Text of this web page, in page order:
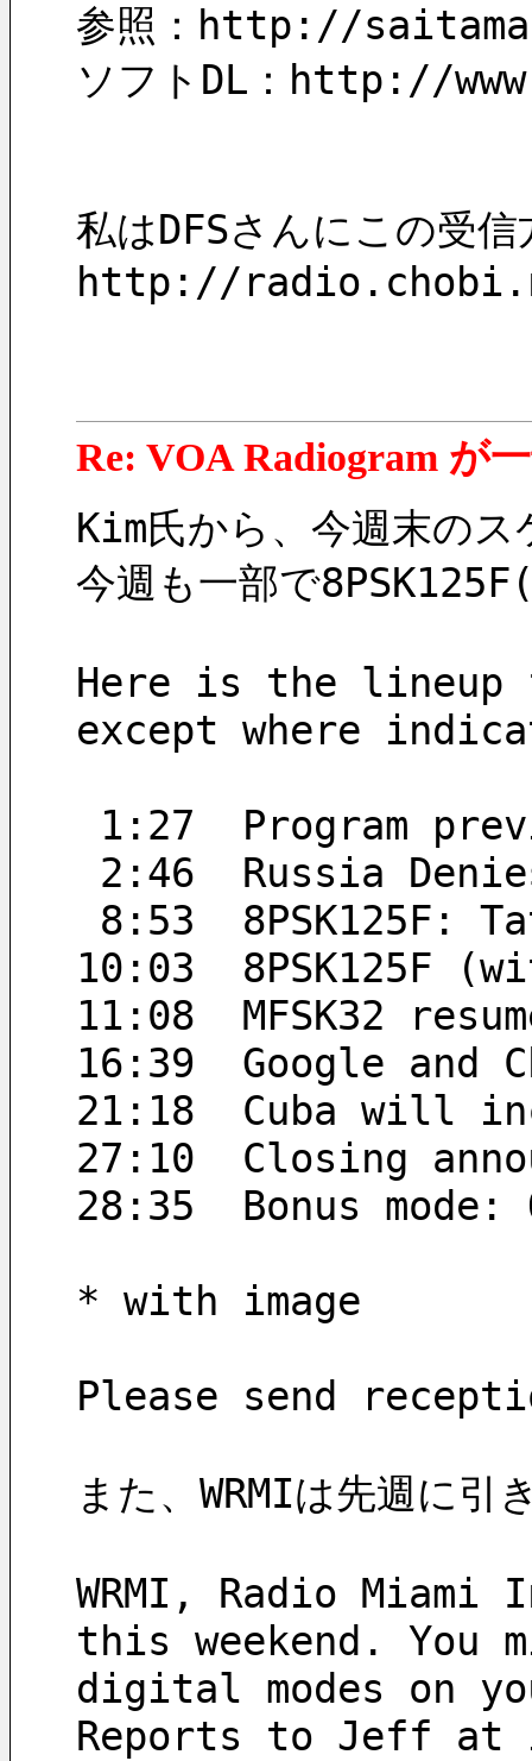
参照：http://
ソフトDL：http://
私はDFSさんにこの受
http://
Re: VOA Radiogram が
Kim氏から、今週末の
今週も一部で
Here is the lineup
except where
1:27  Program
2:46  Russia
8:53  8PSK125F:
10:03  8PSK125F
11:08  MFSK32
16:39  Google and
21:18  Cuba will
27:10  Closing
28:35  Bonus
* with image
Please send
また、WRMIは先週に
WRMI, Radio
this weekend. You
digital modes on
Reports to Jeff at